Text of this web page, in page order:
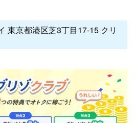
東京都港区芝3丁目17-15 クリ